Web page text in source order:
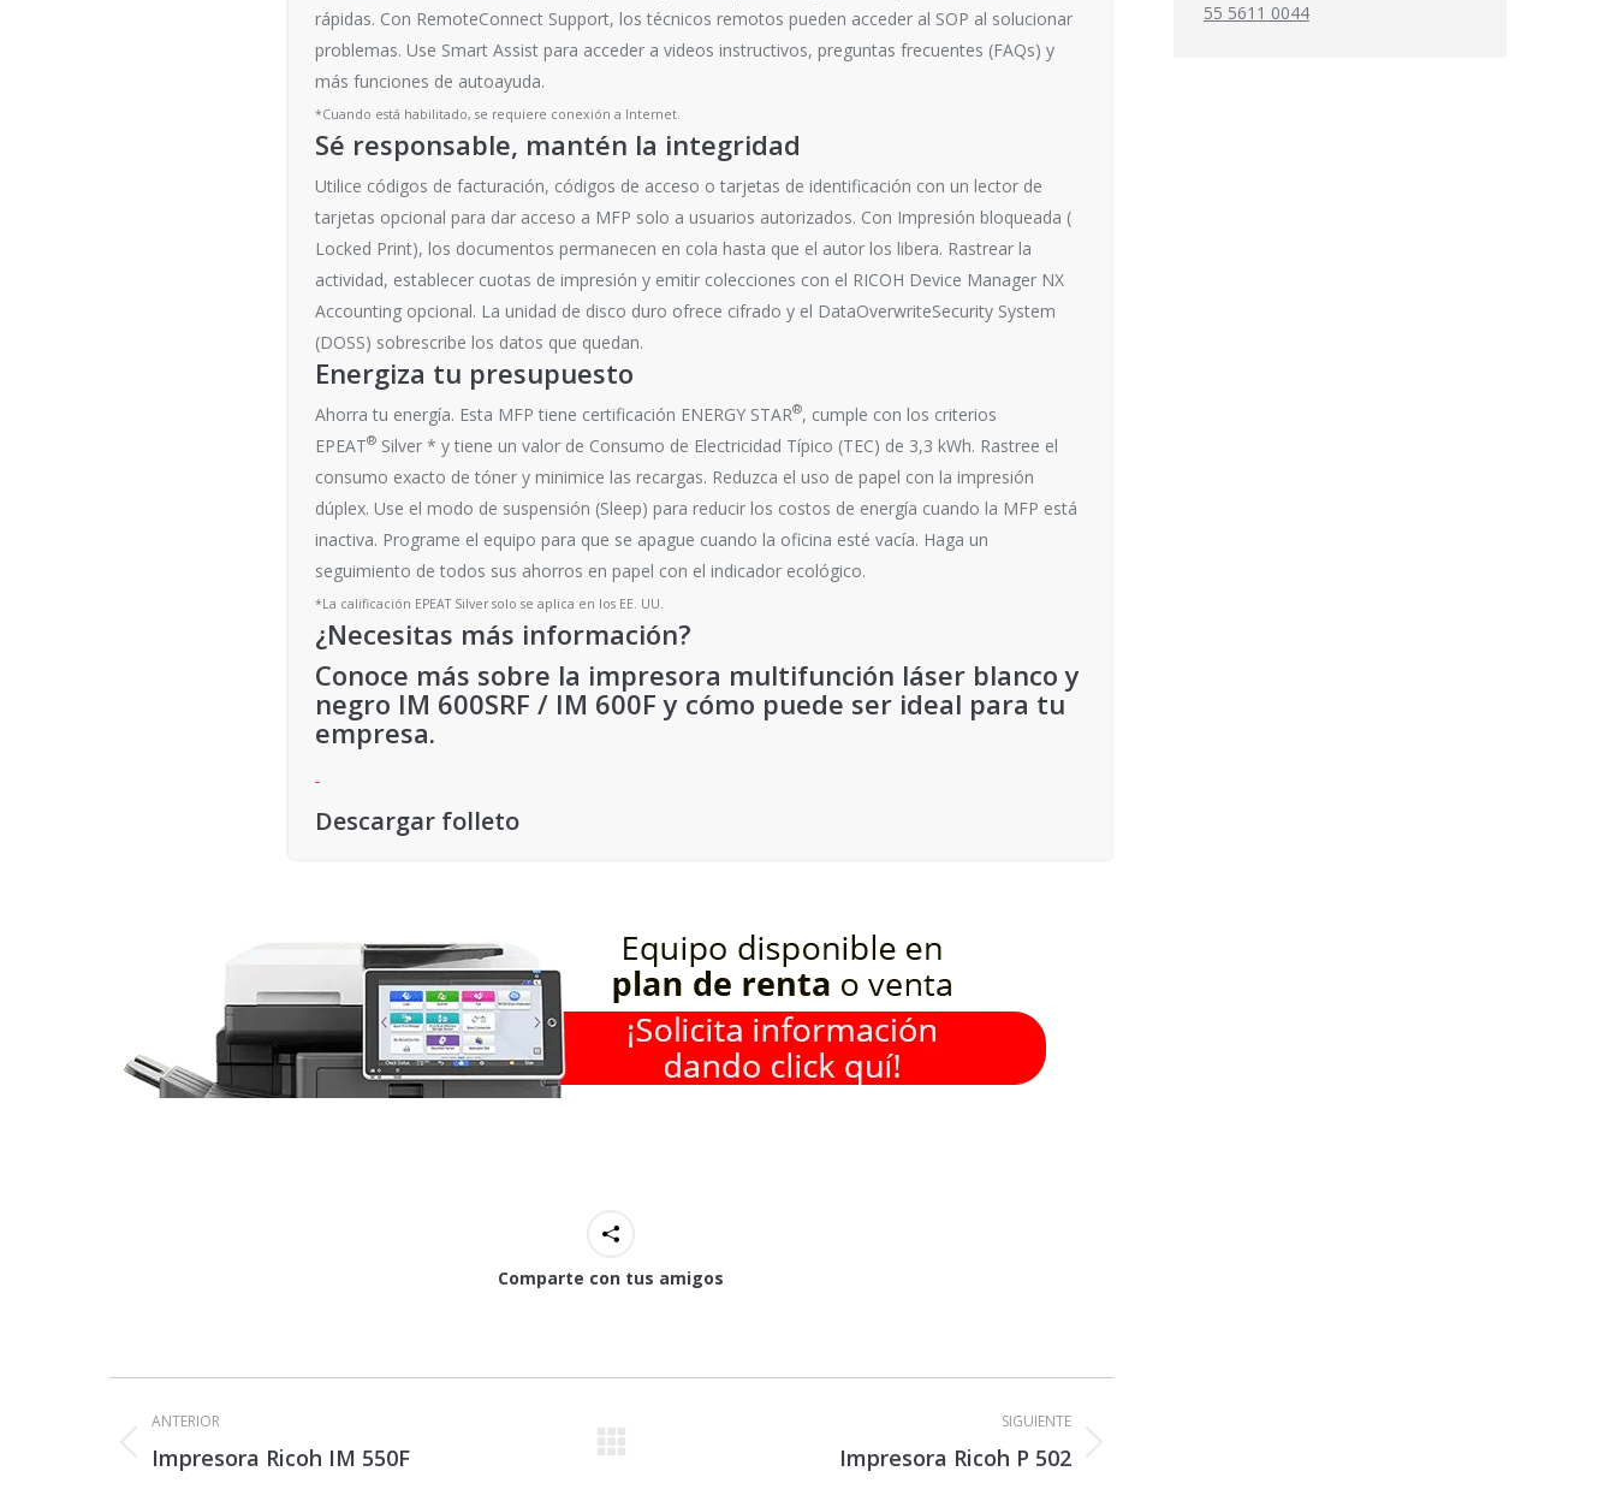
rápidas. Con RemoteConnect Support, los técnicos remotos pueden acceder al SOP al solucionar
problemas. Use Smart Assist para acceder a videos instructivos, preguntas frecuentes (FAQs) y
más funciones de autoayuda.
*Cuando está habilitado, se requiere conexión a Internet.
Sé responsable, mantén la integridad
Utilice códigos de facturación, códigos de acceso o tarjetas de identificación con un lector de
tarjetas opcional para dar acceso a MFP solo a usuarios autorizados. Con Impresión bloqueada (
Locked Print), los documentos permanecen en cola hasta que el autor los libera. Rastrear la
actividad, establecer cuotas de impresión y emitir colecciones con el RICOH Device Manager NX
Accounting opcional. La unidad de disco duro ofrece cifrado y el DataOverwriteSecurity System
(DOSS) sobrescribe los datos que quedan.
Energiza tu presupuesto
Ahorra tu energía. Esta MFP tiene certificación ENERGY STAR®, cumple con los criterios
EPEAT® Silver * y tiene un valor de Consumo de Electricidad Típico (TEC) de 3,3 kWh. Rastree el
consumo exacto de tóner y minimice las recargas. Reduzca el uso de papel con la impresión
dúplex. Use el modo de suspensión (Sleep) para reducir los costos de energía cuando la MFP está
inactiva. Programe el equipo para que se apague cuando la oficina esté vacía. Haga un
seguimiento de todos sus ahorros en papel con el indicador ecológico.
*La calificación EPEAT Silver solo se aplica en los EE. UU.
¿Necesitas más información?
Conoce más sobre la impresora multifunción láser blanco y
negro IM 600SRF / IM 600F y cómo puede ser ideal para tu
empresa.
Descargar folleto
Comparte con tus amigos
Navegación
entre
proyectos
ANTERIOR
Proyecto
Impresora Ricoh IM 550F
SIGUIENTE
Impresora Ricoh P 502
55 5611 0044